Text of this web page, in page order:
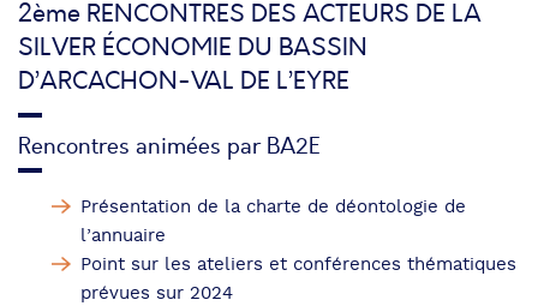
2ème RENCONTRES DES ACTEURS DE LA
SILVER ÉCONOMIE DU BASSIN
D’ARCACHON-VAL DE L’EYRE
Rencontres animées par BA2E
Présentation de la charte de déontologie de
l’annuaire
Point sur les ateliers et conférences thématiques
prévues sur 2024